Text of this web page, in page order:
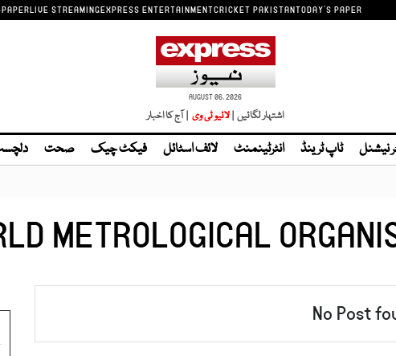
LIVE STREAMINGEXPRESS ENTERTAINMENTCRICKET PAKISTANTODAY'S PAPER
AUGUST 06, 2026
اشتہار لگائیں |لائیو ٹی وی | آج کا اخبار
نیشنل ٹاپ ٹرینڈ انٹرٹینمنٹ لائف اسٹائل فیکٹ چیک صحت
METROLOGICAL
No Post